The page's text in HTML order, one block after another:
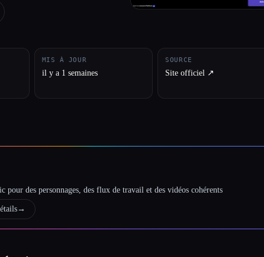
MIS À JOUR
il y a 1 semaines
SOURCE
Site officiel ↗︎
pour des personnages, des flux de travail et des vidéos cohérents
→